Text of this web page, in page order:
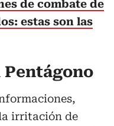
de combate de
estas son las
Pentágono
irritación de